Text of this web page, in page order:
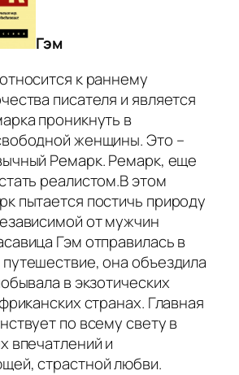
Гэм
к раннему
писателя и является
проникнуть в
женщины. Это –
Ремарк. Ремарк, еще
реалистом.В этом
пытается постичь природу
от мужчин
Гэм отправилась в
она объездила
в экзотических
странах. Главная
по всему свету в
впечатлений и
страстной любви.